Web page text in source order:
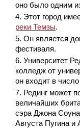
оно было одним
Этот город
реки Темзы.
Он является
фестиваля.
Университет
колледж от
он входит в
Рединг может
величайших
сэра Джона
Августа Пугина